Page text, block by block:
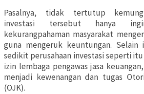
Pasalnya, tidak tertutup
investasi tersebut hanya
kekurangpahaman masyarakat
guna mengeruk keuntungan.
sedikit perusahaan investasi seperti
izin lembaga pengawas jasa
menjadi kewenangan dan tugas
(OJK).